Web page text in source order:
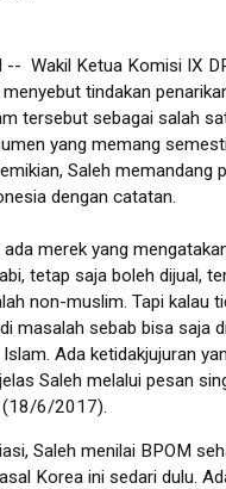
-- Wakil Ketua Komisi IX
tindakan
tersebut sebagai salah
yang memang
Saleh memandang
dengan catatan.
ada merek yang
tetap saja boleh dijual,
non-muslim. Tapi kalau
masalah sebab bisa saja
Ada ketidakjujuran
Saleh melalui pesan
(18/6/2017).
Saleh menilai BPOM
Korea ini sedari dulu.